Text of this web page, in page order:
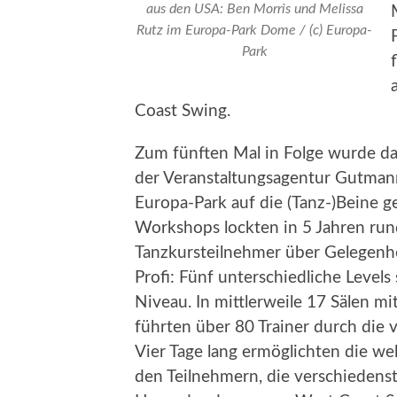
aus den USA: Ben Morris und Melissa
Rutz im Europa-Park Dome / (c) Europa-
Park
Coast Swing.
Zum fünften Mal in Folge wurde
der Veranstaltungsagentur
Europa-Park auf die (Tanz-)Beine
Workshops lockten in 5 Jahren
Tanzkursteilnehmer über
Profi: Fünf unterschiedliche
Niveau. In mittlerweile 17 Sälen
führten über 80 Trainer durch die
Vier Tage lang ermöglichten die
den Teilnehmern, die